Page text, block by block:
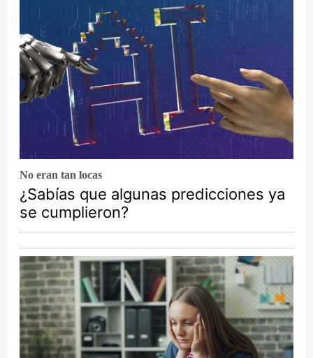
No eran tan locas
¿Sabías que algunas predicciones ya
se cumplieron?